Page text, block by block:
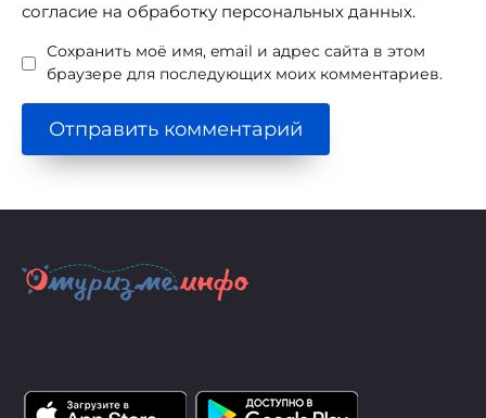
согласие на обработку персональных данных.
Сохранить моё имя, email и адрес сайта в этом
браузере для последующих моих комментариев.